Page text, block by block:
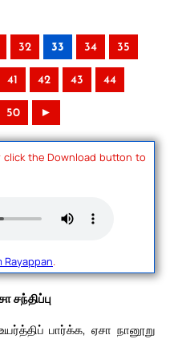
32 33 34 35
41 42 43 44
50 ►
the Download button to
Rayappan.
சந்திப்பு
பார்க்க, ஏசா நானூறு